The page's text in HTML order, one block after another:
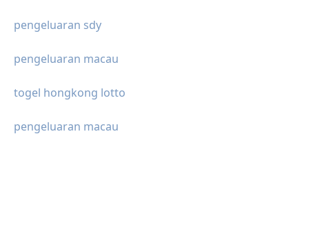
pengeluaran sdy
pengeluaran macau
togel hongkong lotto
pengeluaran macau